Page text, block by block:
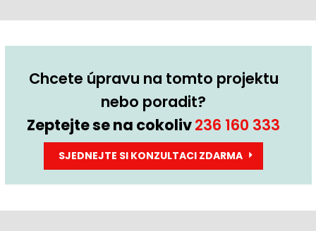
Chcete úpravu na tomto projektu
nebo poradit?
Zeptejte se na cokoliv236 160 333
SJEDNEJTE SI KONZULTACI ZDARMA